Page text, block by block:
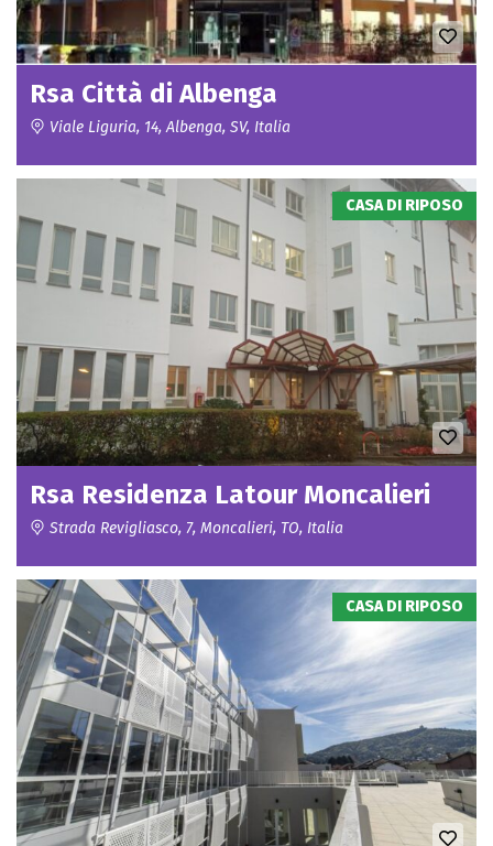
Rsa Città di Albenga
Viale Liguria, 14, Albenga, SV, Italia
CASA DI RIPOSO
Rsa Residenza Latour Moncalieri
Strada Revigliasco, 7, Moncalieri, TO, Italia
CASA DI RIPOSO